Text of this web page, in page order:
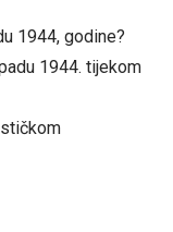
1944, godine?
1944. tijekom